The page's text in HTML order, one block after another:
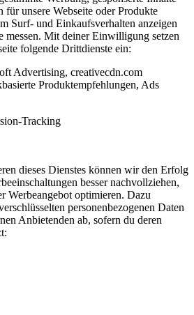
für unsere Webseite oder Produkte
Surf- und Einkaufsverhalten anzeigen
messen. Mit deiner Einwilligung setzen
folgende Drittdienste ein:
Advertising, creativecdn.com
Produktempfehlungen, Ads
Tracking
dieses Dienstes können wir den Erfolg
besser nachvollziehen,
Werbeangebot optimieren. Dazu
personenbezogenen Daten
Anbietenden ab, sofern du deren